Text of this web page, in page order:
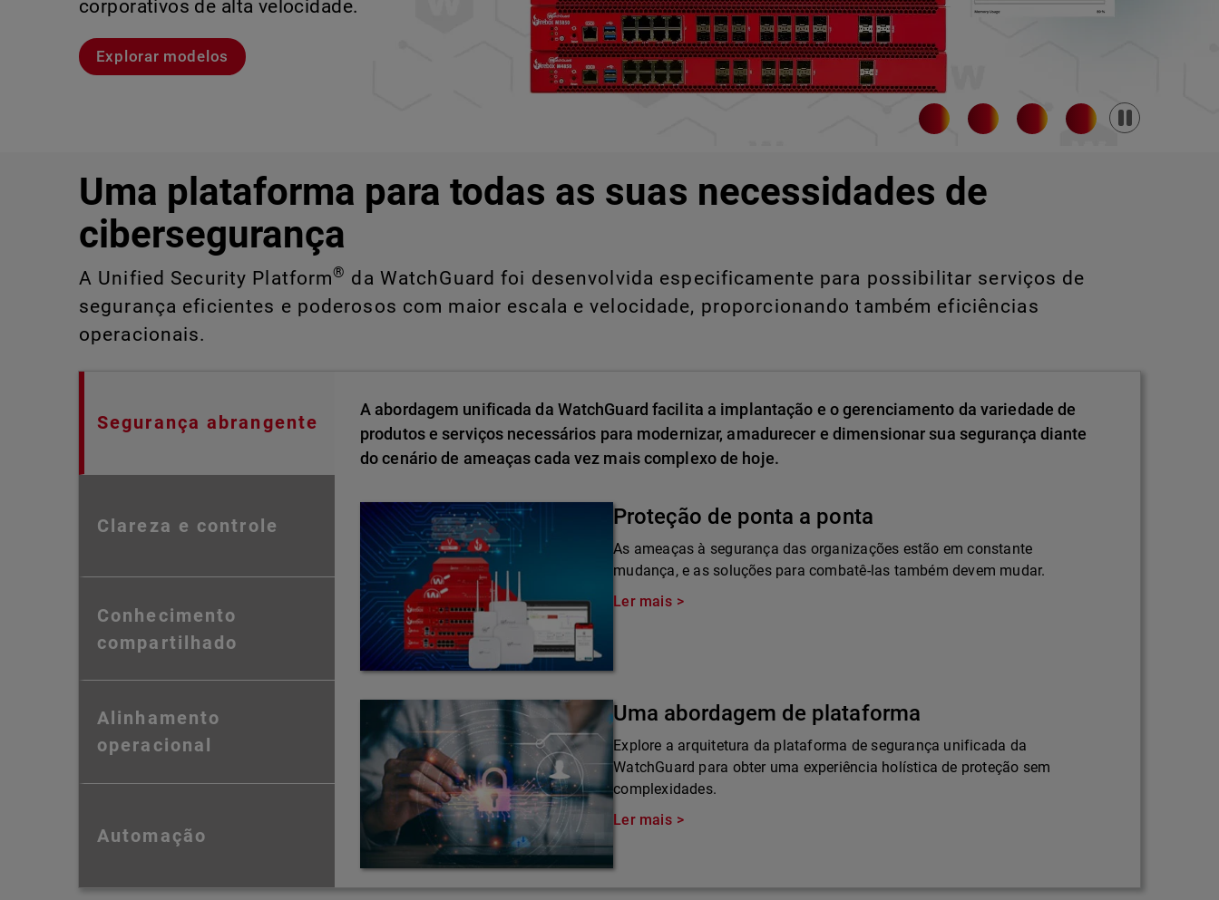
corporativos de alta velocidade.
Explorar modelos
Explore o CloudDR
Conheça Rai
Conheça o WatchGuard EDR
Pause
Uma plataforma para todas as suas necessidades de
cibersegurança
A Unified Security Platform® da WatchGuard foi desenvolvida especificamente para possibilitar serviços de
segurança eficientes e poderosos com maior escala e velocidade, proporcionando também eficiências
operacionais.
Segurança abrangente
Clareza e controle
Conhecimento
compartilhado
Alinhamento
operacional
Automação
A abordagem unificada da WatchGuard facilita a implantação e o gerenciamento da variedade de
produtos e serviços necessários para modernizar, amadurecer e dimensionar sua segurança diante
do cenário de ameaças cada vez mais complexo de hoje.
Proteção de ponta a ponta
As ameaças à segurança das organizações estão em constante
mudança, e as soluções para combatê-las também devem mudar.
Ler mais
Uma abordagem de plataforma
Explore a arquitetura da plataforma de segurança unificada da
WatchGuard para obter uma experiência holística de proteção sem
complexidades.
Ler mais